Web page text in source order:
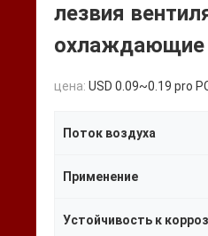
лезвия
охлаждающие
цена: USD 0.09~0.19 pro
Поток воздуха
Применение
Устойчивость к